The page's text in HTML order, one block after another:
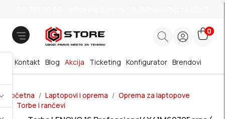
0
Brendovi
Blog Akcija
Kontakt Ticketing Konfigurator
Početna Laptopovi i oprema
Oprema za laptopove
Torbe i rančevi